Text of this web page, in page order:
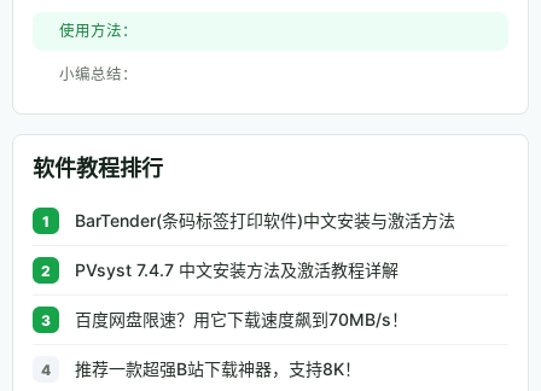
使用方法：
小编总结：
软件教程排行
1 BarTender(条码标签打印软件)中文安装与激活方法
2 PVsyst 7.4.7 中文安装方法及激活教程详解
3 百度网盘限速？用它下载速度飙到70MB/s！
4 推荐一款超强B站下载神器，支持8K！